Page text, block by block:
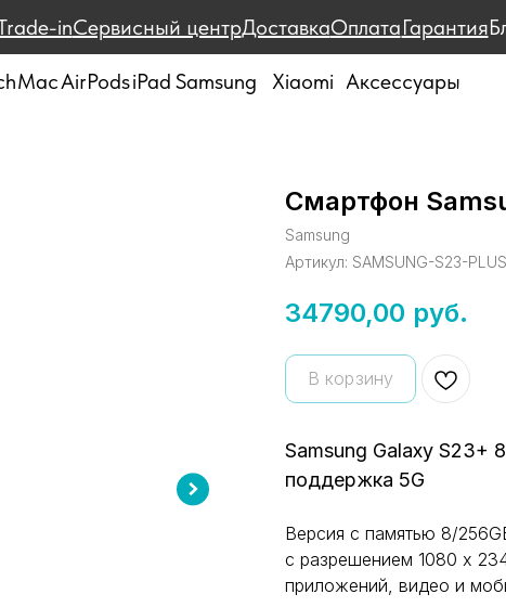
inСервисный центрДоставкаОплатаГарантия
MacAirPodsiPad Samsung Xiaomi Аксессуары
Смартфон
Samsung
Артикул: SAMSUNG-S23-
34790,00 руб.
В корзину
Samsung Galaxy S23+
поддержка 5G
Версия с памятью 8/
с разрешением 1080 x
приложений, видео и